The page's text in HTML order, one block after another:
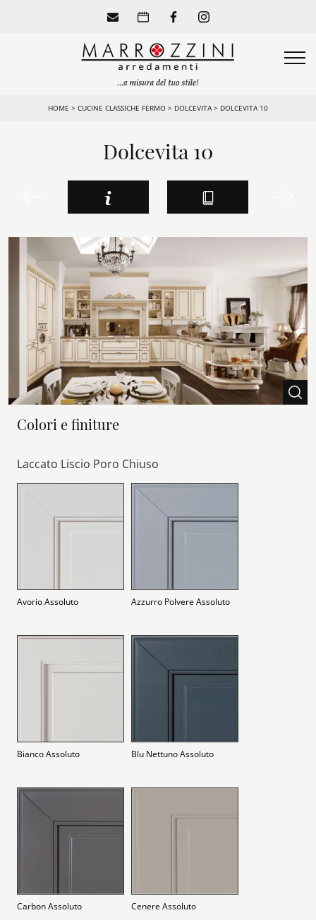
HOME > CUCINE CLASSICHE FERMO > DOLCEVITA > DOLCEVITA 10
Dolcevita 10
Colori e finiture
Laccato Liscio Poro Chiuso
Avorio Assoluto Azzurro Polvere Assoluto
Bianco Assoluto Blu Nettuno Assoluto
Carbon Assoluto Cenere Assoluto